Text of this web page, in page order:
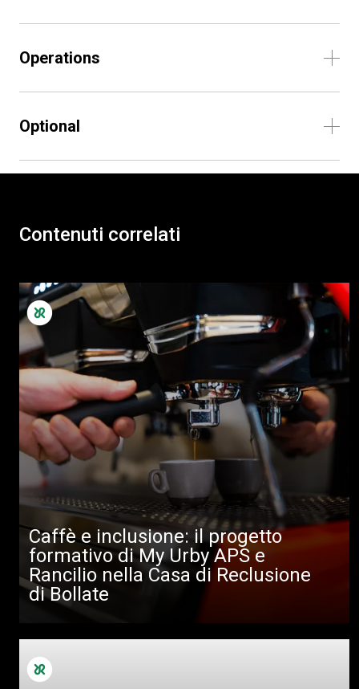
Operations
Optional
Contenuti correlati
Caffè e inclusione: il progetto
formativo di My Urby APS e
Rancilio nella Casa di Reclusione
di Bollate